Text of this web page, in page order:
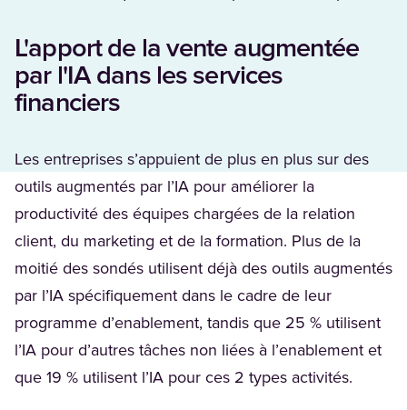
L'apport de la vente augmentée
par l'IA dans les services
financiers
Les entreprises s’appuient de plus en plus sur des
outils augmentés par l’IA pour améliorer la
productivité des équipes chargées de la relation
client, du marketing et de la formation. Plus de la
moitié des sondés utilisent déjà des outils augmentés
par l’IA spécifiquement dans le cadre de leur
programme d’enablement, tandis que 25 % utilisent
l’IA pour d’autres tâches non liées à l’enablement et
que 19 % utilisent l’IA pour ces 2 types activités.